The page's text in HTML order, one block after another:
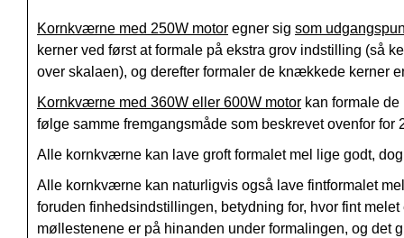
Kornkværne med 250W motor egner sig som
kerner ved først at formale på ekstra grov indstilling (så
over skalaen), og derefter formaler de knækkede kerner
Kornkværne med 360W eller 600W motor kan formale
følge samme fremgangsmåde som beskrevet ovenfor for
Alle kornkværne kan lave groft formalet mel lige godt,
Alle kornkværne kan naturligvis også lave fintformalet
foruden finhedsindstillingen, betydning for, hvor fint
møllestenene er på hinanden under formalingen, og det